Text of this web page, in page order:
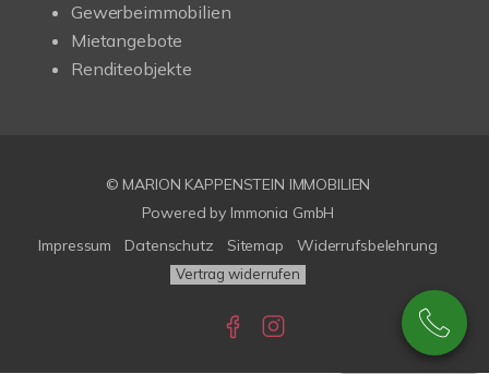
Gewerbeimmobilien
Mietangebote
Renditeobjekte
© MARION KAPPENSTEIN IMMOBILIEN
Powered by Immonia GmbH
Impressum
Datenschutz Sitemap Widerrufsbelehrung
Vertrag widerrufen